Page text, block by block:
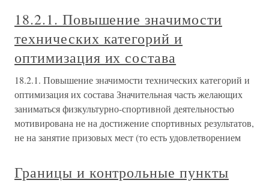
18.2.1. Повышение значимости
технических категорий и
оптимизация их состава
18.2.1. Повышение значимости технических категорий и
оптимизация их состава Значительная часть желающих
заниматься физкультурно-спортивной деятельностью
мотивирована не на достижение спортивных результатов,
не на занятие призовых мест (то есть удовлетворением
Границы и контрольные пункты